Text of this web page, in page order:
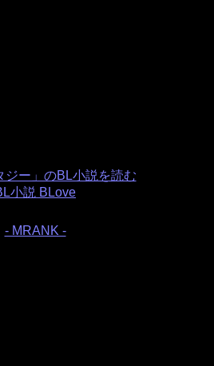
ジー」のBL小説を読む
小説 BLove
- MRANK -